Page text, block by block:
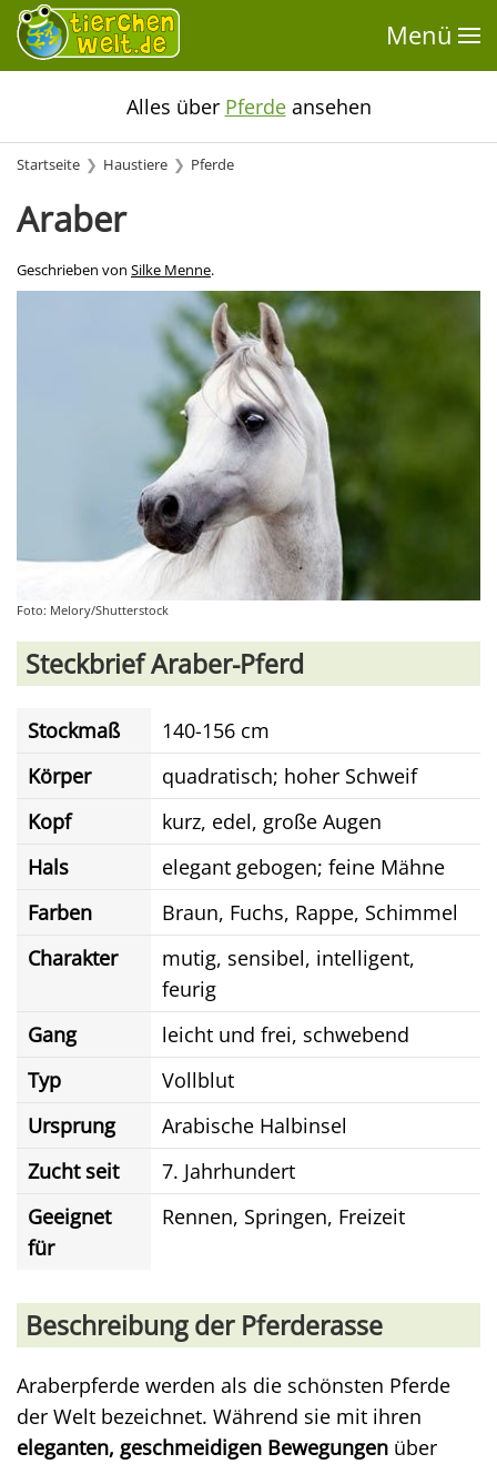
Menü
Alles über Pferdeansehen
Startseite Haustiere Pferde
Araber
Geschrieben von Silke Menne.
Foto: Melory/Shutterstock
Steckbrief Araber-Pferd
Stockmaß
140-156 cm
Körper
quadratisch; hoher Schweif
Kopf
kurz, edel, große Augen
Hals
elegant gebogen; feine Mähne
Farben
Braun, Fuchs, Rappe, Schimmel
Charakter
mutig, sensibel, intelligent,
feurig
Gang
leicht und frei, schwebend
Typ
Vollblut
Ursprung
Arabische Halbinsel
Zucht seit
7. Jahrhundert
Geeignet
für
Rennen, Springen, Freizeit
Beschreibung der Pferderasse
Araberpferde werden als die schönsten Pferde
der Welt bezeichnet. Während sie mit ihren
eleganten, geschmeidigen Bewegungen über